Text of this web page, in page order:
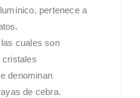
pertenece a
cuales son
cristales
denominan
de cebra.